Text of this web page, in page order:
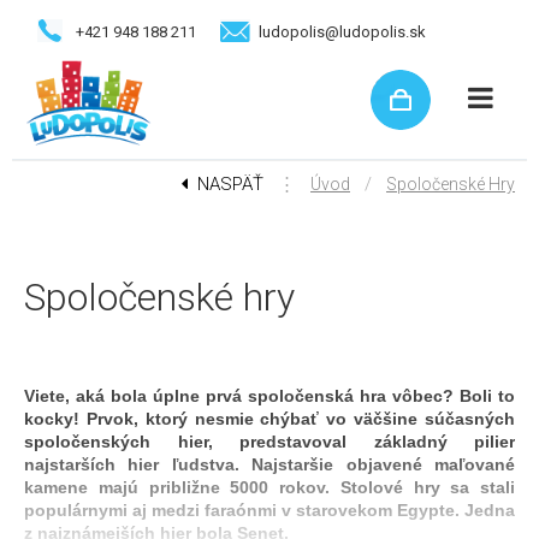
+421 948 188 211 ludopolis@ludopolis.sk
NASPÄŤ ⋮ Úvod / Spoločenské Hry
Spoločenské hry
Viete, aká bola úplne prvá spoločenská hra vôbec? Boli to
kocky! Prvok, ktorý nesmie chýbať vo väčšine súčasných
spoločenských hier, predstavoval základný pilier
najstarších hier ľudstva. Najstaršie objavené maľované
kamene majú približne 5000 rokov. Stolové hry sa stali
populárnymi aj medzi faraónmi v starovekom Egypte. Jedna
z najznámejších hier bola Senet.